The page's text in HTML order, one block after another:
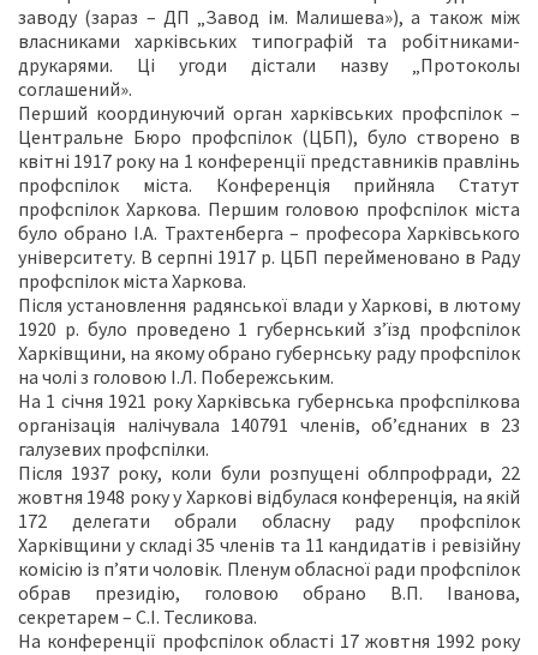
заводу (зараз – ДП „Завод ім. Малишева»), а також між
власниками харківських типографій та робітниками-
друкарями. Ці угоди дістали назву „Протоколы
соглашений».
Перший координуючий орган харківських профспілок –
Центральне Бюро профспілок (ЦБП), було створено в
квітні 1917 року на 1 конференції представників правлінь
профспілок міста. Конференція прийняла Статут
профспілок Харкова. Першим головою профспілок міста
було обрано І.А. Трахтенберга – професора Харківського
університету. В серпні 1917 р. ЦБП перейменовано в Раду
профспілок міста Харкова.
Після установлення радянської влади у Харкові, в лютому
1920 р. було проведено 1 губернський з’їзд профспілок
Харківщини, на якому обрано губернську раду профспілок
на чолі з головою І.Л. Побережським.
На 1 січня 1921 року Харківська губернська профспілкова
організація налічувала 140791 членів, об’єднаних в 23
галузевих профспілки.
Після 1937 року, коли були розпущені облпрофради, 22
жовтня 1948 року у Харкові відбулася конференція, на якій
172 делегати обрали обласну раду профспілок
Харківщини у складі 35 членів та 11 кандидатів і ревізійну
комісію із п’яти чоловік. Пленум обласної ради профспілок
обрав президію, головою обрано В.П. Іванова,
секретарем – С.І. Тесликова.
На конференції профспілок області 17 жовтня 1992 року